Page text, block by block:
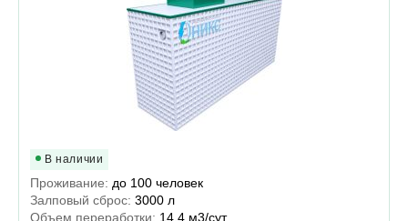
В наличии
Проживание: до 100 человек
Залповый сброс: 3000 л
Объем переработки: 14.4 м3/сут